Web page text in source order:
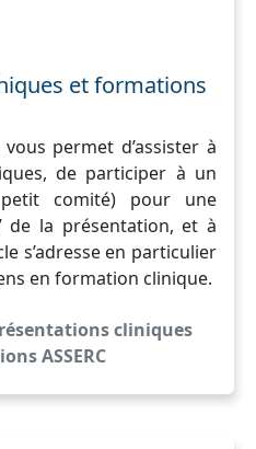
et formations
vous permet d’assister à
de participer à un
comité) pour une
de la présentation, et à
s’adresse en particulier
en formation clinique.
cliniques
ASSERC